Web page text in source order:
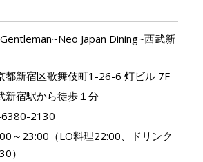
Japan Dining~西武新
都新宿区歌舞伎町1-26-6 灯ビル 7F
新宿駅から徒歩１分
2130
～23:00（LO料理22:00、ドリンク
）